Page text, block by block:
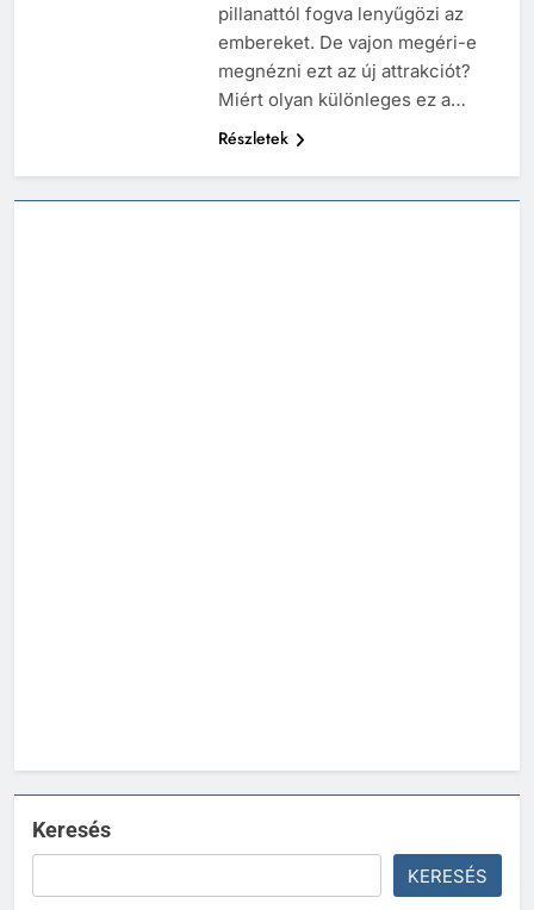
pillanattól fogva lenyűgözi az
embereket. De vajon megéri-e
megnézni ezt az új attrakciót?
Miért olyan különleges ez a…
Részletek
Keresés
KERESÉS